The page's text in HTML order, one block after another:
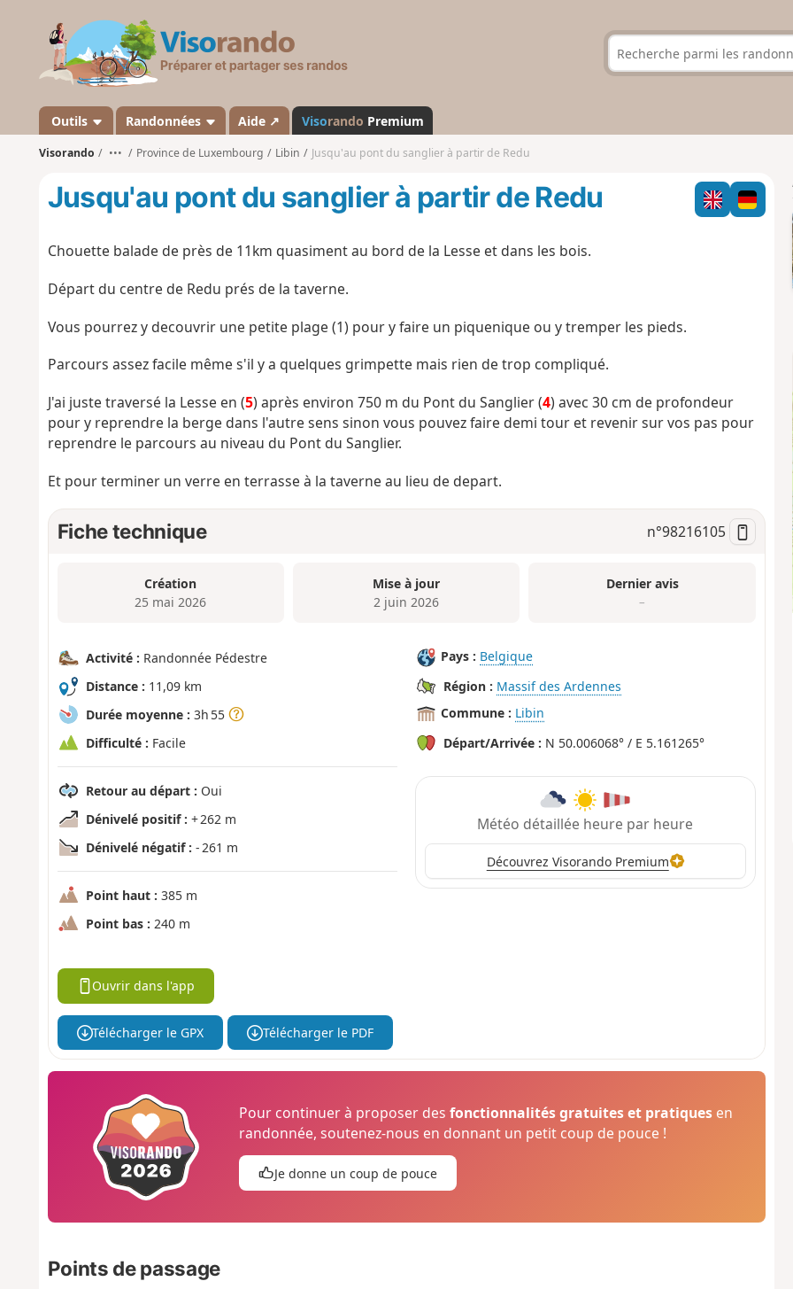
s
a
n
d
Outils Randonnées Aide ↗ Visorando Premium
Visorando ••• Province de Luxembourg Libin Jusqu'au pont du sanglier à partir de Redu
Jusqu'au pont du sanglier à partir de Redu
Chouette balade de près de 11km quasiment au bord de la Lesse et dans les bois.
Départ du centre de Redu prés de la taverne.
Vous pourrez y decouvrir une petite plage (1) pour y faire un piquenique ou y tremper les pieds.
Parcours assez facile même s'il y a quelques grimpette mais rien de trop compliqué.
J'ai juste traversé la Lesse en (5) après environ 750 m du Pont du Sanglier (4) avec 30 cm de profondeur
pour y reprendre la berge dans l'autre sens sinon vous pouvez faire demi tour et revenir sur vos pas pour
reprendre le parcours au niveau du Pont du Sanglier.
Et pour terminer un verre en terrasse à la taverne au lieu de depart.
Fiche technique n°98216105
Création
25 mai 2026
Mise à jour
2 juin 2026
Dernier avis
–
Activité : Randonnée Pédestre
Distance : 11,09 km
Durée moyenne : 3h 55
Difficulté : Facile
Retour au départ : Oui
Dénivelé positif : + 262 m
Dénivelé négatif : - 261 m
Point haut : 385 m
Point bas : 240 m
Pays : Belgique
Région : Massif des Ardennes
Commune : Libin
Départ/Arrivée : N 50.006068° / E 5.161265°
Météo détaillée heure par heure
Découvrez Visorando Premium
Ouvrir dans l'app
Télécharger le GPX Télécharger le PDF
Pour continuer à proposer desfonctionnalités gratuites et pratiques en
randonnée, soutenez-nous en donnant un petit coup de pouce !
Je donne un coup de pouce
Points de passage